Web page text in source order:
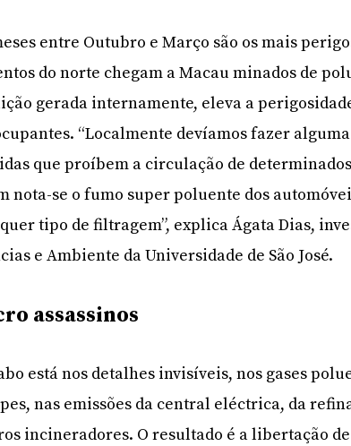
entre Outubro e Março são os mais
do norte chegam a Macau minados de
gerada internamente, eleva a
“Localmente devíamos fazer
que proíbem a circulação de
nota-se o fumo super poluente dos
tipo de filtragem”, explica Ágata Dias,
e Ambiente da Universidade de São José.
assassinos
está nos detalhes invisíveis, nos gases
nas emissões da central eléctrica, da
incineradores. O resultado é a libertação